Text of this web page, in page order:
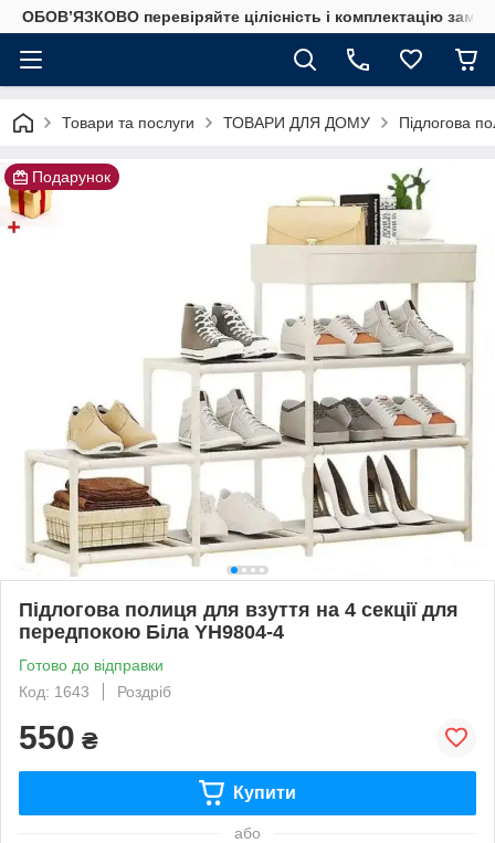
ОБОВ’ЯЗКОВО перевіряйте цілісність і комплектацію
Товари та послуги ТОВАРИ ДЛЯ ДОМУ Підлогова
Подарунок
Підлогова полиця для взуття на 4 секції для
передпокою Біла YH9804-4
Готово до відправки
Код: 1643
Роздріб
550 ₴
Купити
або